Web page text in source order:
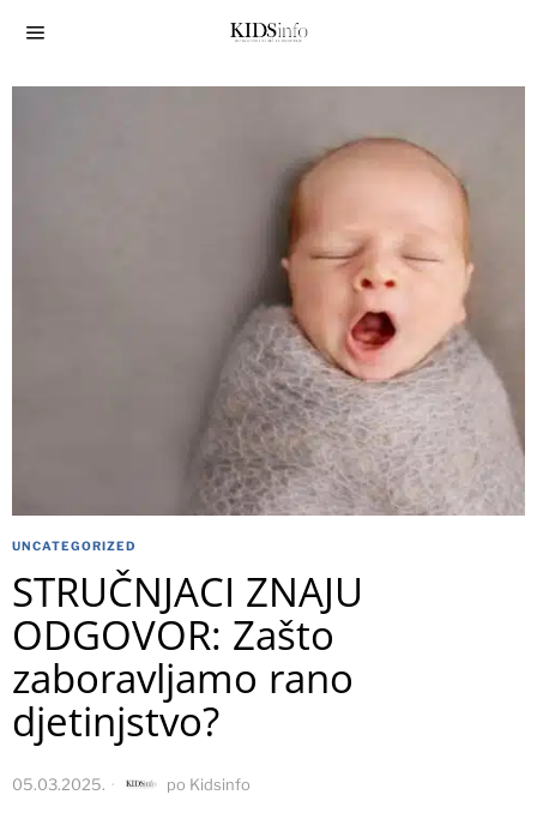
UNCATEGORIZED
STRUČNJACI ZNAJU
ODGOVOR: Zašto
zaboravljamo rano
djetinjstvo?
05.03.2025. po Kidsinfo